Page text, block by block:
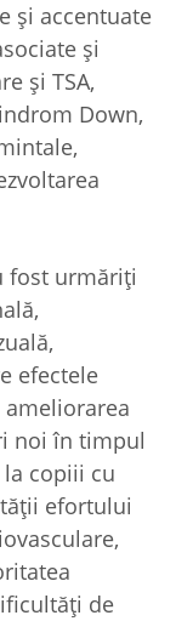
și accentuate
și
și TSA,
Down,
fost urmăriți
efectele
noi în timpul
copiii cu
efortului
de